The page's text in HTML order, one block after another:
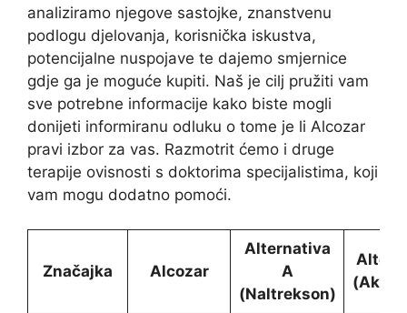
analiziramo njegove sastojke, znanstvenu
podlogu djelovanja, korisnička iskustva,
potencijalne nuspojave te dajemo smjernice
gdje ga je moguće kupiti. Naš je cilj pružiti vam
sve potrebne informacije kako biste mogli
donijeti informiranu odluku o tome je li Alcozar
pravi izbor za vas. Razmotrit ćemo i druge
terapije ovisnosti s doktorima specijalistima, koji
vam mogu dodatno pomoći.
Značajka Alcozar
Alternativa
A
(Naltrekson)